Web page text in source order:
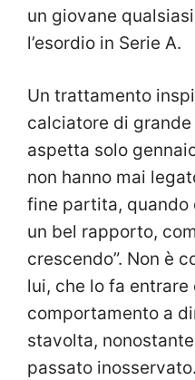
un giovane
l’esordio in Serie A.
Un trattamento
calciatore di
aspetta solo
non hanno mai
fine partita, quando
un bel rapporto,
crescendo”. Non è
lui, che lo fa
comportamento a
stavolta,
passato inosservato.